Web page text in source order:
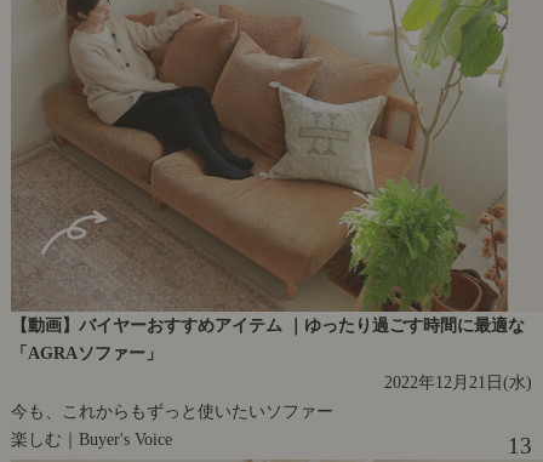
【動画】バイヤーおすすめアイテム ｜ゆったり過ごす時間に最適な
「AGRAソファー」
2022年12月21日(水)
今も、これからもずっと使いたいソファー
楽しむ｜Buyer's Voice
13